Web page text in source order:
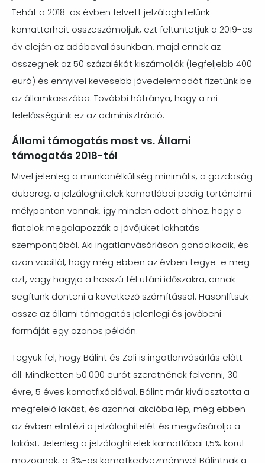
Tehát a 2018-as évben felvett jelzáloghitelünk
kamatterheit összeszámoljuk, ezt feltüntetjük a 2019-es
év elején az adóbevallásunkban, majd ennek az
összegnek az 50 százalékát kiszámolják (legfeljebb 400
euró) és ennyivel kevesebb jövedelemadót fizetünk be
az államkasszába. További hátránya, hogy a mi
felelősségünk ez az adminisztráció.
Állami támogatás most vs. Állami
támogatás 2018-tól
Mivel jelenleg a munkanélküliség minimális, a gazdaság
dübörög, a jelzáloghitelek kamatlábai pedig történelmi
mélyponton vannak, így minden adott ahhoz, hogy a
fiatalok megalapozzák a jövőjüket lakhatás
szempontjából. Aki ingatlanvásárláson gondolkodik, és
azon vacillál, hogy még ebben az évben tegye-e meg
azt, vagy hagyja a hosszú tél utáni időszakra, annak
segítünk dönteni a következő számítással. Hasonlítsuk
össze az állami támogatás jelenlegi és jövőbeni
formáját egy azonos példán.
Tegyük fel, hogy Bálint és Zoli is ingatlanvásárlás előtt
áll. Mindketten 50.000 eurót szeretnének felvenni, 30
évre, 5 éves kamatfixációval. Bálint már kiválasztotta a
megfelelő lakást, és azonnal akcióba lép, még ebben
az évben elintézi a jelzáloghitelét és megvásárolja a
lakást. Jelenleg a jelzáloghitelek kamatlábai 1,5% körül
mozognak, a 3%-os kamatkedvezménnyel Bálintnak a